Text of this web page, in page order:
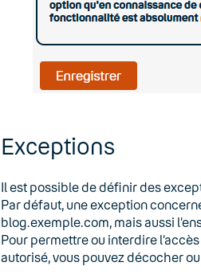
Exceptions
Il est possible de définir des
Par défaut, une exception
blog.exemple.com, mais aussi
Pour permettre ou interdire
autorisé, vous pouvez décocher